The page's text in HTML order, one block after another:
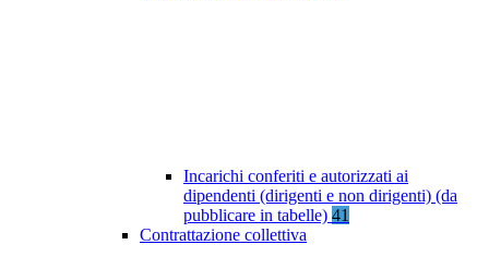
Incarichi conferiti e autorizzati ai
dipendenti (dirigenti e non dirigenti) (da
pubblicare in tabelle) 41
Contrattazione collettiva